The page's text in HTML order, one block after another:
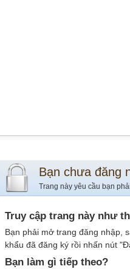
Bạn chưa đăng
Trang này yêu cầu bạn
Truy cập trang này như
Bạn phải mở trang đăng nhập,
khẩu đã đăng ký rồi nhấn nút
Bạn làm gì tiếp theo?